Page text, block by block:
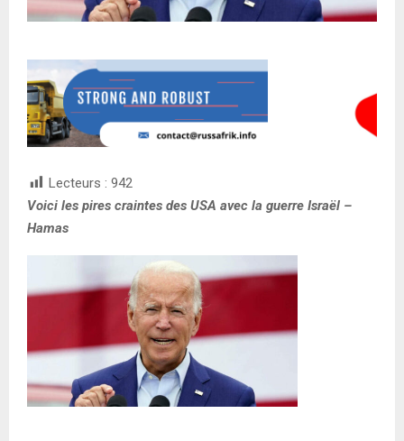
Lecteurs : 942
Voici les pires craintes des USA avec la guerre Israël –
Hamas